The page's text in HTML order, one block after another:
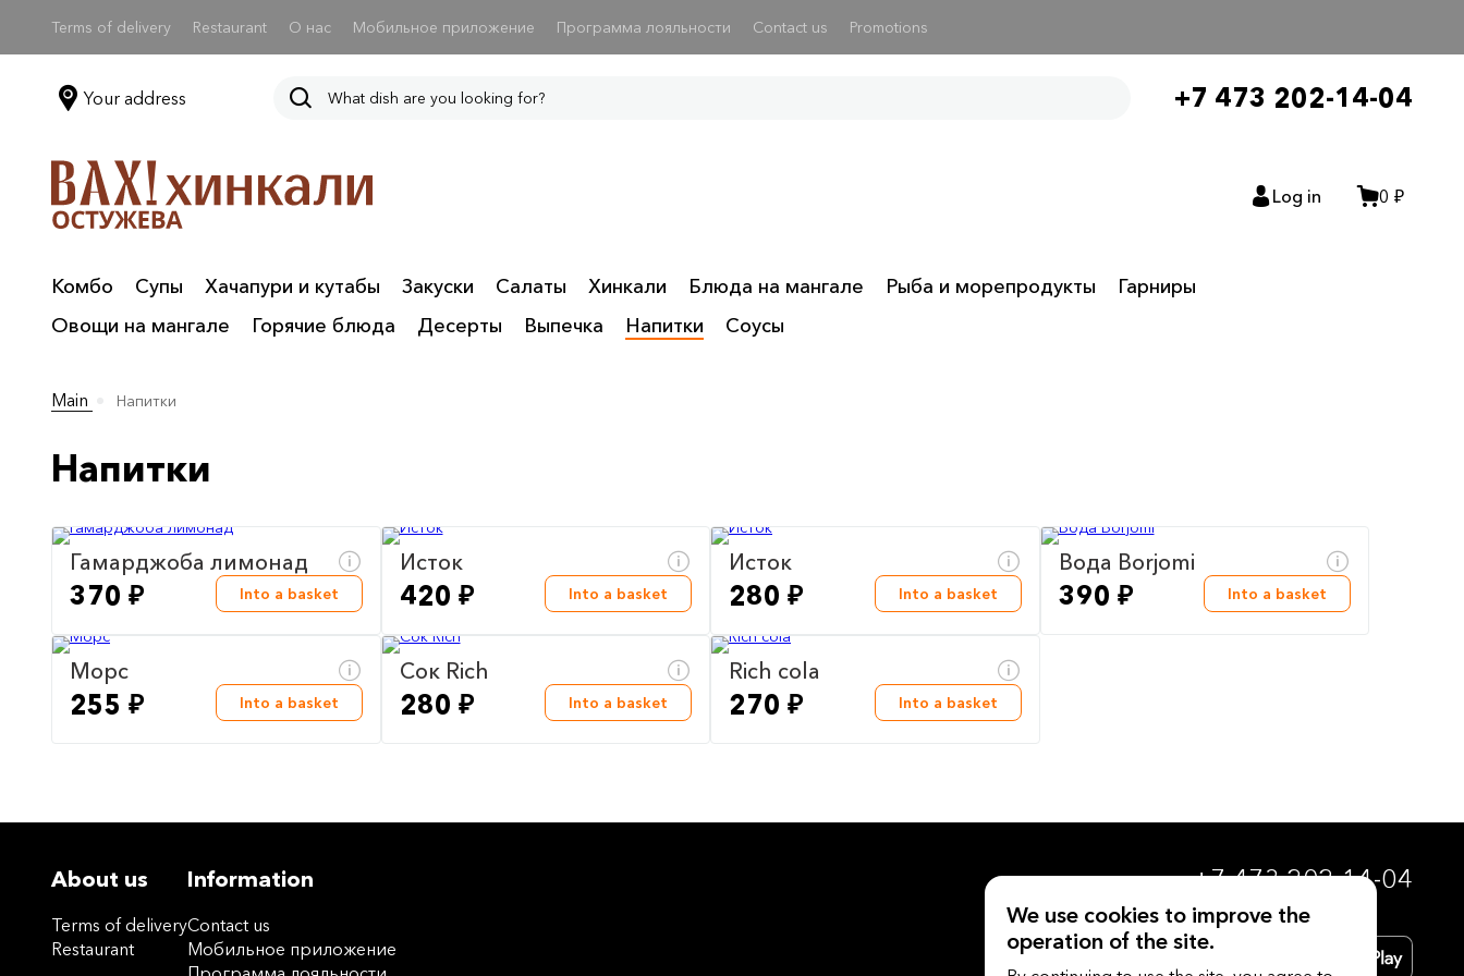
Terms of delivery Restaurant О нас Мобильное приложение Программа лояльности Contact us Promotions
Your address +7 473 202-14-04
Log in 0 ₽
Комбо Супы Хачапури и кутабы Закуски Салаты Хинкали Блюда на мангале Рыба и морепродукты
Гарниры
Овощи на мангале
Горячие блюда Десерты Выпечка Напитки Соусы
Main Напитки
Напитки
Гамарджоба лимонад
370 ₽ Into a basket
Исток
420 ₽ Into a basket
Исток
280 ₽ Into a basket
Вода Borjomi
390 ₽ Into a basket
Морс
255 ₽ Into a basket
Сок Rich
280 ₽ Into a basket
Rich cola
270 ₽ Into a basket
About us
Terms of delivery
Restaurant
Information
Contact us
Мобильное приложение
+7 473 202-14-04
We use cookies to improve the
operation of the site.